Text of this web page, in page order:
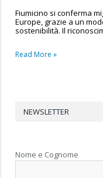
Fiumicino si conferma
Europe, grazie a un
sostenibilità. Il
Read More »
NEWSLETTER
Nome e Cognome